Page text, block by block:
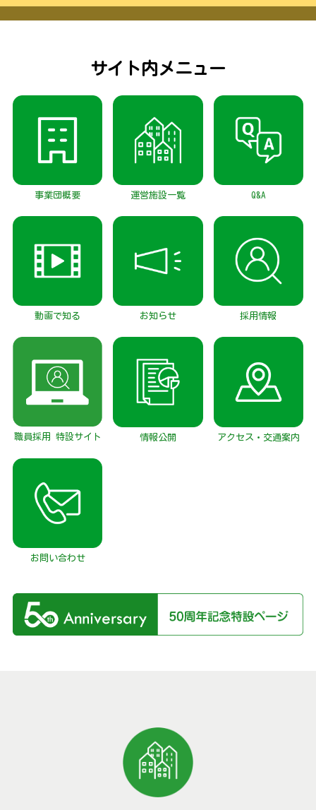
サイト内メニュー
事業団概要 運営施設一覧 Q&A
動画で知る お知らせ 採用情報
職員採用 特設サイト 情報公開 アクセス・交通案内
お問い合わせ